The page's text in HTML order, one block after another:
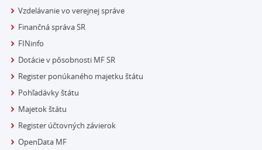
Vzdelávanie vo verejnej správe
Finančná správa SR
FINinfo
Dotácie v pôsobnosti MF SR
Register ponúkaného majetku štátu
Pohľadávky štátu
Majetok štátu
Register účtovných závierok
OpenData MF